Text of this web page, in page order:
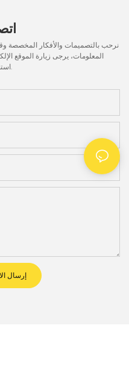
نرحب بالتصميمات والأفكار المخصصة
المعلومات، يرجى زيارة الموقع
استفسارات.
إرسال